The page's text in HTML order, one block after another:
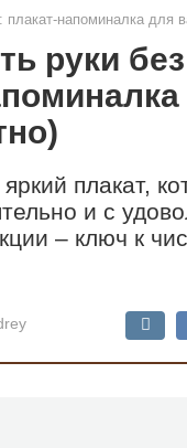
напоминалка для
руки без
плакат,
и с
– ключ к